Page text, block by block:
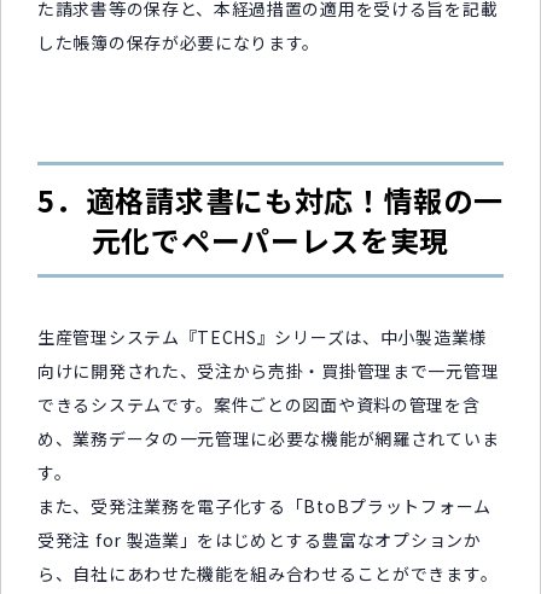
た請求書等の保存と、本経過措置の適用を受ける旨を記載
した帳簿の保存が必要になります。
5．適格請求書にも対応！情報の一
元化でペーパーレスを実現
生産管理システム『TECHS』シリーズは、中小製造業様
向けに開発された、受注から売掛・買掛管理まで一元管理
できるシステムです。案件ごとの図面や資料の管理を含
め、業務データの一元管理に必要な機能が網羅されていま
す。
また、受発注業務を電子化する「BtoBプラットフォーム
受発注 for 製造業」をはじめとする豊富なオプションか
ら、自社にあわせた機能を組み合わせることができます。